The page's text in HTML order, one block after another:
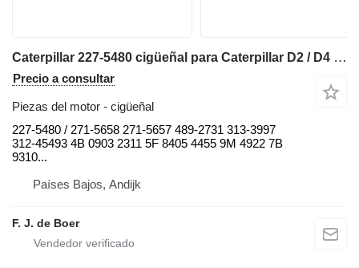
Caterpillar 227-5480 cigüeñal para Caterpillar D2 / D4 / D5 / D6 / D7 / D8 / RD6 / R4 / 938 / 950 / 962 / 966 / 318 / 320 bulldozer
Precio a consultar
Piezas del motor - cigüeñal
227-5480 / 271-5658 271-5657 489-2731 313-3997
312-45493 4B 0903 2311 5F 8405 4455 9M 4922 7B
9310...
Países Bajos, Andijk
F. J. de Boer